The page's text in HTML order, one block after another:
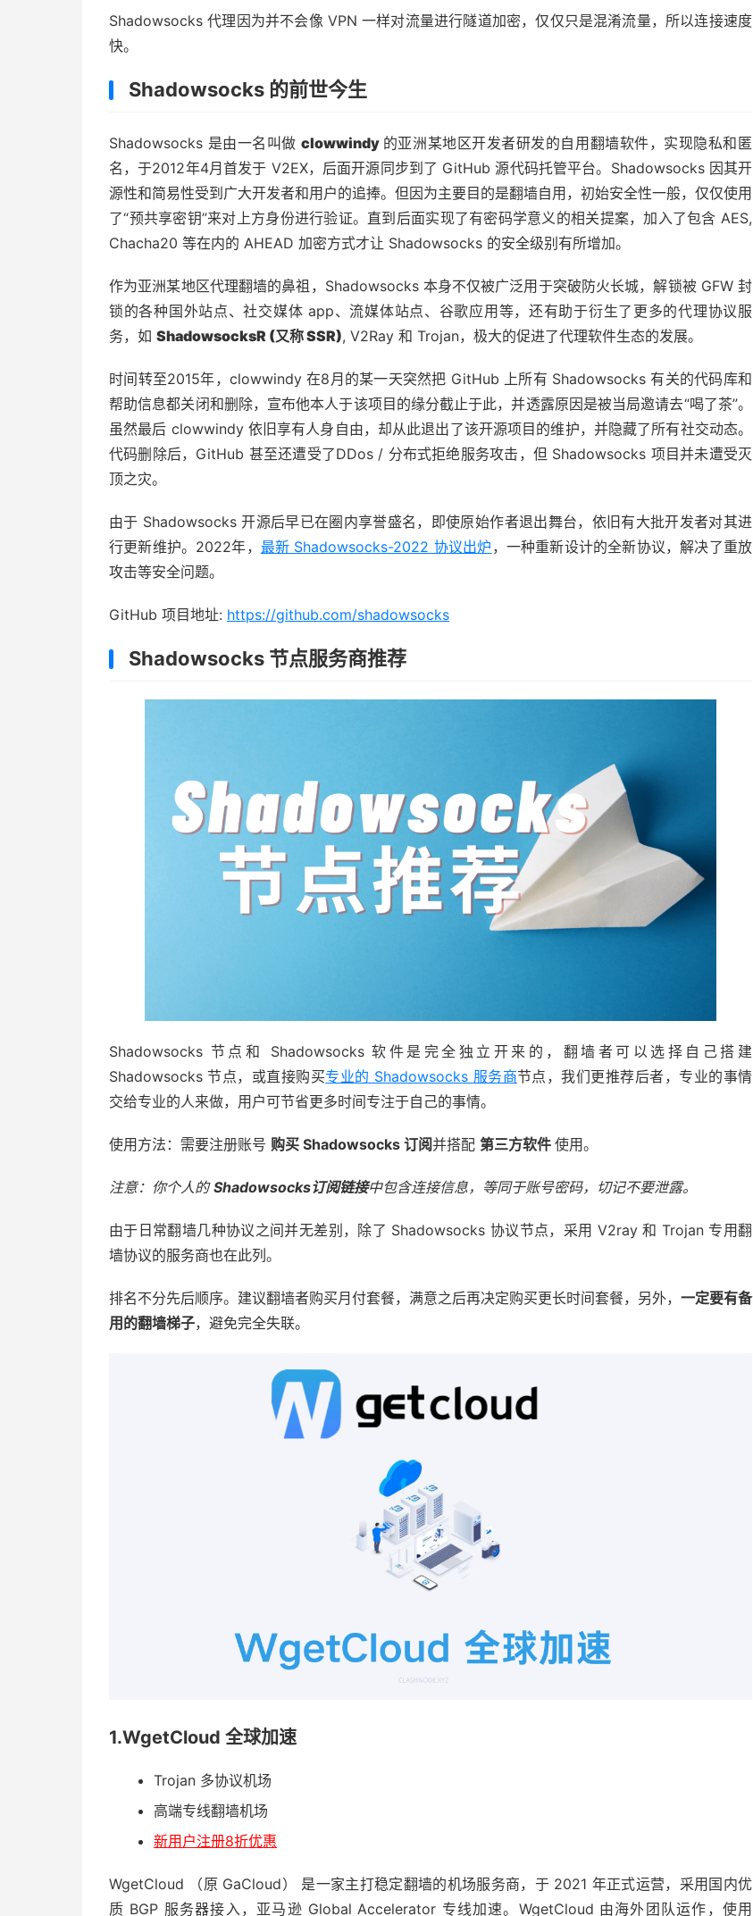
Shadowsocks 代理因为并不会像 VPN 一样对流量进行隧道加密，仅仅只是混淆流量，所以连接速度
快。
Shadowsocks 的前世今生
Shadowsocks 是由一名叫做clowwindy 的亚洲某地区开发者研发的自用翻墙软件，实现隐私和匿
名，于2012年4月首发于 V2EX，后面开源同步到了 GitHub 源代码托管平台。Shadowsocks 因其开
源性和简易性受到广大开发者和用户的追捧。但因为主要目的是翻墙自用，初始安全性一般，仅仅使用
了“预共享密钥”来对上方身份进行验证。直到后面实现了有密码学意义的相关提案，加入了包含 AES,
Chacha20 等在内的 AHEAD 加密方式才让 Shadowsocks 的安全级别有所增加。
作为亚洲某地区代理翻墙的鼻祖，Shadowsocks 本身不仅被广泛用于突破防火长城，解锁被 GFW 封
锁的各种国外站点、社交媒体 app、流媒体站点、谷歌应用等，还有助于衍生了更多的代理协议服
务，如 ShadowsocksR (又称 SSR), V2Ray 和 Trojan，极大的促进了代理软件生态的发展。
时间转至2015年，clowwindy 在8月的某一天突然把 GitHub 上所有 Shadowsocks 有关的代码库和
帮助信息都关闭和删除，宣布他本人于该项目的缘分截止于此，并透露原因是被当局邀请去“喝了茶”。
虽然最后 clowwindy 依旧享有人身自由，却从此退出了该开源项目的维护，并隐藏了所有社交动态。
代码删除后，GitHub 甚至还遭受了DDos / 分布式拒绝服务攻击，但 Shadowsocks 项目并未遭受灭
顶之灾。
由于 Shadowsocks 开源后早已在圈内享誉盛名，即使原始作者退出舞台，依旧有大批开发者对其进
行更新维护。2022年， 最新 Shadowsocks-2022 协议出炉 ，一种重新设计的全新协议，解决了重放
攻击等安全问题。
GitHub 项目地址: https://github.com/shadowsocks
Shadowsocks 节点服务商推荐
Shadowsocks 节点和 Shadowsocks 软件是完全独立开来的，翻墙者可以选择自己搭建
Shadowsocks 节点，或直接购买专业的 Shadowsocks 服务商节点，我们更推荐后者，专业的事情
交给专业的人来做，用户可节省更多时间专注于自己的事情。
使用方法：需要注册账号 购买 Shadowsocks 订阅并搭配 第三方软件 使用。
注意：你个人的Shadowsocks订阅链接中包含连接信息，等同于账号密码，切记不要泄露。
由于日常翻墙几种协议之间并无差别，除了 Shadowsocks 协议节点，采用 V2ray 和 Trojan 专用翻
墙协议的服务商也在此列。
排名不分先后顺序。建议翻墙者购买月付套餐，满意之后再决定购买更长时间套餐，另外， 一定要有备
用的翻墙梯子，避免完全失联。
1.WgetCloud 全球加速
Trojan 多协议机场
高端专线翻墙机场
新用户注册8折优惠
WgetCloud （原 GaCloud） 是一家主打稳定翻墙的机场服务商，于 2021 年正式运营，采用国内优
质 BGP 服务器接入，亚马逊 Global Accelerator 专线加速。WgetCloud 由海外团队运作，使用